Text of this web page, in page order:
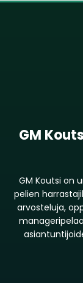
GM
GM Koutsi on
pelien
arvosteluja,